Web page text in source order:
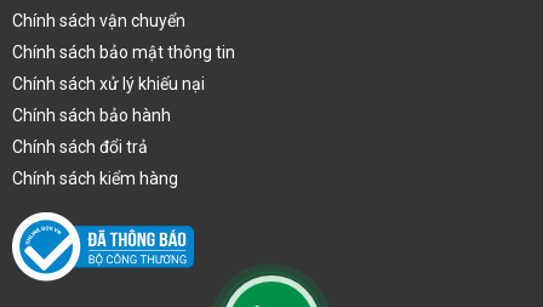
Chính sách vận chuyển
Chính sách bảo mật thông tin
Chính sách xử lý khiếu nại
Chính sách bảo hành
Chính sách đổi trả
Chính sách kiểm hàng